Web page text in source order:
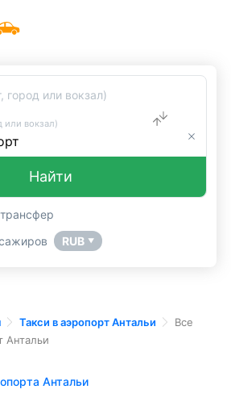
в аэропорт Антальи
город или вокзал)
или вокзал)
Найти
RUB ▼
Такси в аэропорт Антальи
Все
Антальи
Антальи